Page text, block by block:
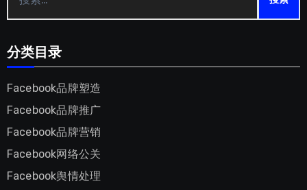
索：
分类目录
Facebook品牌塑造
Facebook品牌推广
Facebook品牌营销
Facebook网络公关
Facebook舆情处理